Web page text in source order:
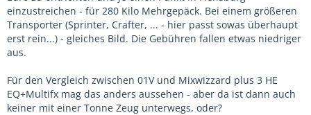
einzustreichen - für 280 Kilo Mehrgepäck. Bei einem größeren
Transporter (Sprinter, Crafter, ... - hier passt sowas überhaupt
erst rein...) - gleiches Bild. Die Gebühren fallen etwas niedriger
aus.
Für den Vergleich zwischen 01V und Mixwizzard plus 3 HE
EQ+Multifx mag das anders aussehen - aber da ist dann auch
keiner mit einer Tonne Zeug unterwegs, oder?